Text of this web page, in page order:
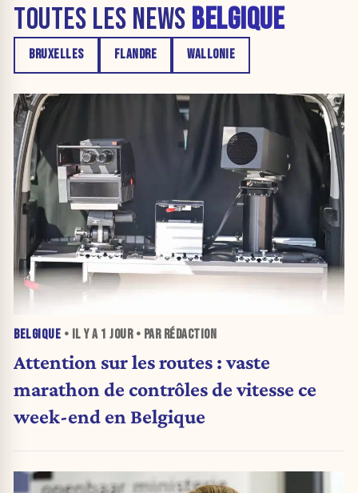
TOUTES LES NEWS BELGIQUE
BRUXELLES FLANDRE WALLONIE
BELGIQUE • IL Y A 1 JOUR• PAR RÉDACTION
Attention sur les routes : vaste
marathon de contrôles de vitesse ce
week-end en Belgique